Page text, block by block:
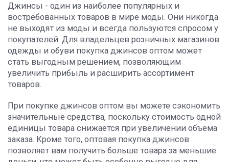
Джинсы - один из наиболее популярных и
востребованных товаров в мире моды. Они никогда
не выходят из моды и всегда пользуются спросом у
покупателей. Для владельцев розничных магазинов
одежды и обуви покупка джинсов оптом может
стать выгодным решением, позволяющим
увеличить прибыль и расширить ассортимент
товаров.
При покупке джинсов оптом вы можете сэкономить
значительные средства, поскольку стоимость одной
единицы товара снижается при увеличении объема
заказа. Кроме того, оптовая покупка джинсов
позволяет вам получить больше товара за меньшие